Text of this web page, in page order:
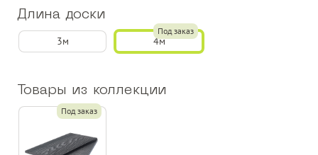
Длина доски
3м
Под заказ
4м
Товары из коллекции
Под заказ